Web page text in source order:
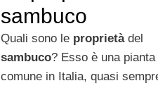
sambuco
Quali sono le proprietàdel
sambuco? Esso è una
comune in Italia, quasi